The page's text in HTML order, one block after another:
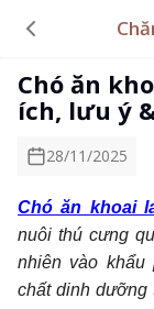
Chó ăn
ích, lưu ý
28/11/2025